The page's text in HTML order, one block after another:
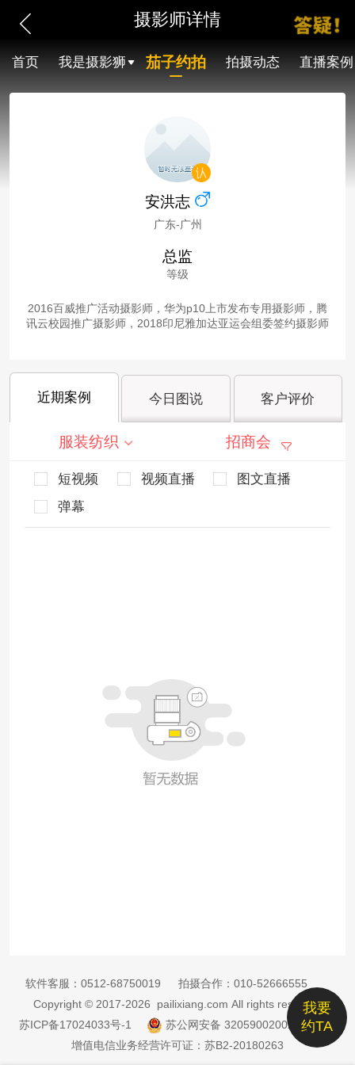
摄影师详情
首页 我是摄影狮 茄子约拍 拍摄动态 直播案例
安洪志
广东-广州
总监
等级
2016百威推广活动摄影师，华为p10上市发布专用摄影师，腾
讯云校园推广摄影师，2018印尼雅加达亚运会组委签约摄影师
近期案例 今日图说 客户评价
服装纺织 招商会
短视频 视频直播
图文直播
弹幕
我要
约TA
软件客服： 0512-68750019 拍摄合作： 010-52666555
Copyright © 2017-2026 pailixiang.com All rights reserved
苏ICP备17024033号-1
苏公网安备 32059002002885号
增值电信业务经营许可证：苏B2-20180263